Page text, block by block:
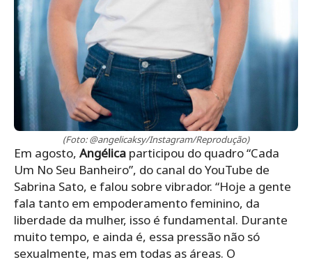
(Foto: @angelicaksy/Instagram/Reprodução)
Em agosto, Angélica participou do quadro “Cada
Um No Seu Banheiro”, do canal do YouTube de
Sabrina Sato, e falou sobre vibrador. “Hoje a gente
fala tanto em empoderamento feminino, da
liberdade da mulher, isso é fundamental. Durante
muito tempo, e ainda é, essa pressão não só
sexualmente, mas em todas as áreas. O